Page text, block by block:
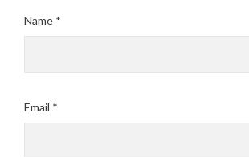
Name *
Email *